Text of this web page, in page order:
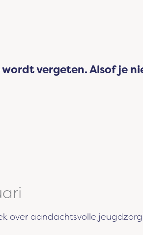
vergeten. Alsof je
over aandachtsvolle